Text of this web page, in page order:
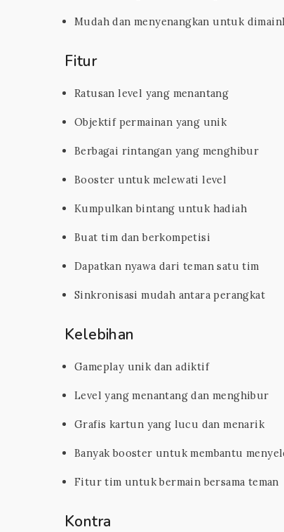
Mudah dan menyenangkan untuk
Fitur
Ratusan level yang menantang
Objektif permainan yang unik
Berbagai rintangan yang menghibur
Booster untuk melewati level
Kumpulkan bintang untuk hadiah
Buat tim dan berkompetisi
Dapatkan nyawa dari teman satu tim
Sinkronisasi mudah antara perangkat
Kelebihan
Gameplay unik dan adiktif
Level yang menantang dan menghibur
Grafis kartun yang lucu dan menarik
Banyak booster untuk membantu
Fitur tim untuk bermain bersama teman
Kontra